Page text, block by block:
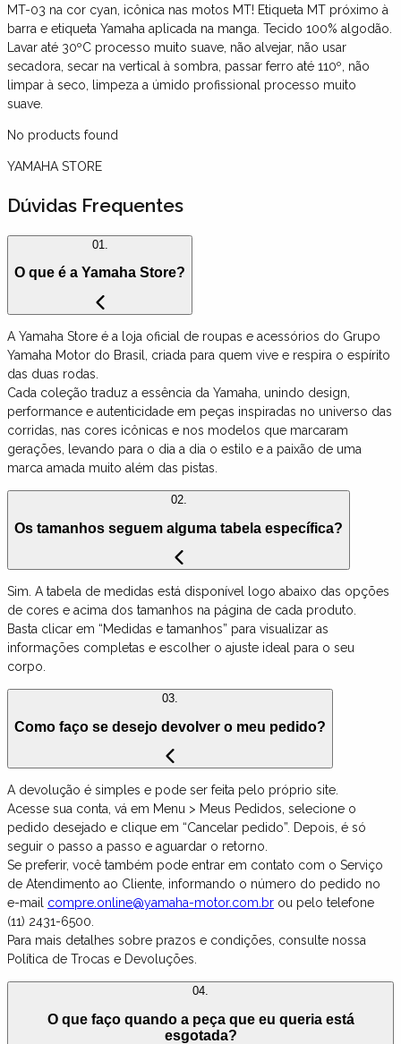
MT-03 na cor cyan, icônica nas motos MT! Etiqueta MT próximo à
barra e etiqueta Yamaha aplicada na manga. Tecido 100% algodão.
Lavar até 30ºC processo muito suave, não alvejar, não usar
secadora, secar na vertical à sombra, passar ferro até 110º, não
limpar à seco, limpeza a úmido profissional processo muito
suave.
No products found
YAMAHA STORE
Dúvidas Frequentes
01.
O que é a Yamaha Store?
A Yamaha Store é a loja oficial de roupas e acessórios do Grupo
Yamaha Motor do Brasil, criada para quem vive e respira o espírito
das duas rodas.
Cada coleção traduz a essência da Yamaha, unindo design,
performance e autenticidade em peças inspiradas no universo das
corridas, nas cores icônicas e nos modelos que marcaram
gerações, levando para o dia a dia o estilo e a paixão de uma
marca amada muito além das pistas.
02.
Os tamanhos seguem alguma tabela específica?
Sim. A tabela de medidas está disponível logo abaixo das opções
de cores e acima dos tamanhos na página de cada produto.
Basta clicar em “Medidas e tamanhos” para visualizar as
informações completas e escolher o ajuste ideal para o seu
corpo.
03.
Como faço se desejo devolver o meu pedido?
A devolução é simples e pode ser feita pelo próprio site.
Acesse sua conta, vá em Menu > Meus Pedidos, selecione o
pedido desejado e clique em “Cancelar pedido”. Depois, é só
seguir o passo a passo e aguardar o retorno.
Se preferir, você também pode entrar em contato com o Serviço
de Atendimento ao Cliente, informando o número do pedido no
e-mail compre.online@yamaha-motor.com.br ou pelo telefone
(11) 2431-6500.
Para mais detalhes sobre prazos e condições, consulte nossa
Política de Trocas e Devoluções.
04.
O que faço quando a peça que eu queria está
esgotada?